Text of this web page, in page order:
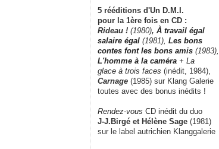
5 rééditions d'Un D.M.I.
pour la 1ère fois en CD :
Rideau ! (1980), À travail égal
salaire égal (1981), Les bons
contes font les bons amis (1983),
L'homme à la caméra + La
glace à trois faces (inédit, 1984),
Carnage (1985) sur Klang Galerie
toutes avec des bonus inédits !
Rendez-vous CD inédit du duo
J-J.Birgé et Hélène Sage (1981)
sur le label autrichien Klanggalerie